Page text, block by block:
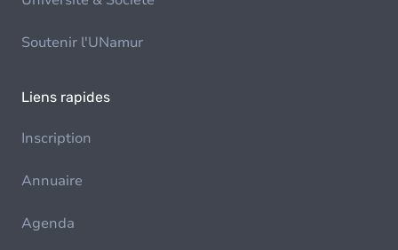
Soutenir l'UNamur
Liens rapides
Inscription
Annuaire
Agenda